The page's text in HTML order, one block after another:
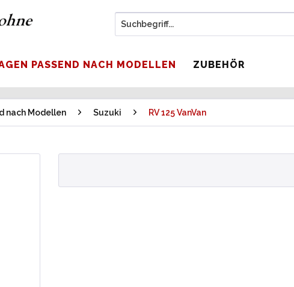
PASSEND NACH MODELLEN ZUBEHÖR
nach Modellen Suzuki RV 125 VanVan